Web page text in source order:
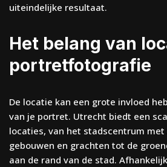
uiteindelijke resultaat.
Het belang van
portretfotografie
De locatie kan een grote invloed
van je portret. Utrecht biedt een
locaties, van het stadscentrum
gebouwen en grachten tot de
aan de rand van de stad.